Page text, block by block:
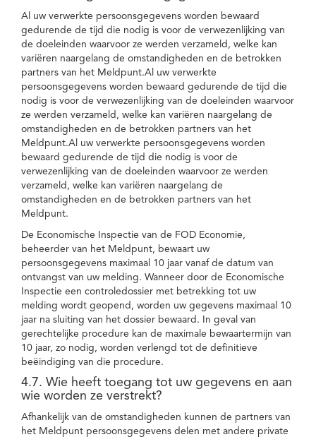
Al uw verwerkte persoonsgegevens worden bewaard
gedurende de tijd die nodig is voor de verwezenlijking van
de doeleinden waarvoor ze werden verzameld, welke kan
variëren naargelang de omstandigheden en de betrokken
partners van het Meldpunt.Al uw verwerkte
persoonsgegevens worden bewaard gedurende de tijd die
nodig is voor de verwezenlijking van de doeleinden waarvoor
ze werden verzameld, welke kan variëren naargelang de
omstandigheden en de betrokken partners van het
Meldpunt.Al uw verwerkte persoonsgegevens worden
bewaard gedurende de tijd die nodig is voor de
verwezenlijking van de doeleinden waarvoor ze werden
verzameld, welke kan variëren naargelang de
omstandigheden en de betrokken partners van het
Meldpunt.
De Economische Inspectie van de FOD Economie,
beheerder van het Meldpunt, bewaart uw
persoonsgegevens maximaal 10 jaar vanaf de datum van
ontvangst van uw melding. Wanneer door de Economische
Inspectie een controledossier met betrekking tot uw
melding wordt geopend, worden uw gegevens maximaal 10
jaar na sluiting van het dossier bewaard. In geval van
gerechtelijke procedure kan de maximale bewaartermijn van
10 jaar, zo nodig, worden verlengd tot de definitieve
beëindiging van die procedure.
4.7. Wie heeft toegang tot uw gegevens en aan
wie worden ze verstrekt?
Afhankelijk van de omstandigheden kunnen de partners van
het Meldpunt persoonsgegevens delen met andere private